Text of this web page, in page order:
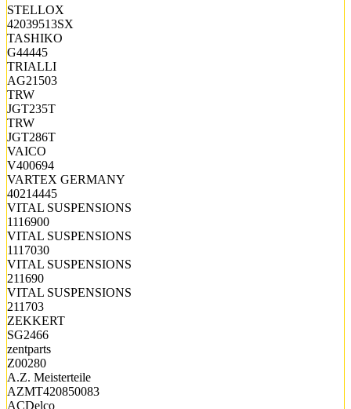
STELLOX
42039513SX
TASHIKO
G44445
TRIALLI
AG21503
TRW
JGT235T
TRW
JGT286T
VAICO
V400694
VARTEX GERMANY
40214445
VITAL SUSPENSIONS
1116900
VITAL SUSPENSIONS
1117030
VITAL SUSPENSIONS
211690
VITAL SUSPENSIONS
211703
ZEKKERT
SG2466
zentparts
Z00280
A.Z. Meisterteile
AZMT420850083
ACDelco